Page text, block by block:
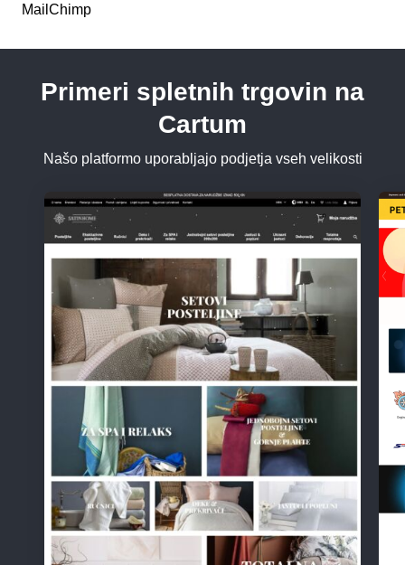
MailChimp
Primeri spletnih trgovin na
Cartum
Našo platformo uporabljajo podjetja vseh velikosti